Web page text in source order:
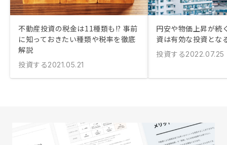
不動産投資の税金は11種類も!? 事前
に知っておきたい種類や税率を徹底
解説
投資する2021.05.21
円安や物価上昇が続
資は有効な投資とな
投資する2022.07.25